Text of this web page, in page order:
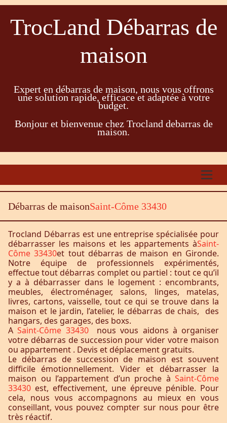
TrocLand Débarras de
maison
Expert en débarras de maison, nous vous offrons
une solution rapide, efficace et adaptée à votre
budget.
Bonjour et bienvenue chez Trocland debarras de
maison.
Débarras de maisonSaint-Côme 33430
Trocland Débarras est une entreprise spécialisée pour
débarrasser les maisons et les appartements àSaint-
Côme 33430et tout débarras de maison en Gironde.
Notre équipe de professionnels expérimentés,
effectue tout débarras complet ou partiel : tout ce qu’il
y a à débarrasser dans le logement : encombrants,
meubles, électroménager, salons, linges, matelas,
livres, cartons, vaisselle, tout ce qui se trouve dans la
maison et le jardin, l’atelier, le débarras de chais, des
hangars, des garages, des boxs.
ASaint-Côme 33430 nous vous aidons à organiser
votre débarras de succession pour vider votre maison
ou appartement . Devis et déplacement gratuits.
Le débarras de succession de maison est souvent
difficile émotionnellement. Vider et débarrasser la
maison ou l’appartement d’un proche à Saint-Côme
33430 est, effectivement, une épreuve pénible. Pour
cela, nous vous accompagnons au mieux en vous
conseillant, vous pouvez compter sur nous pour être
très réactif.